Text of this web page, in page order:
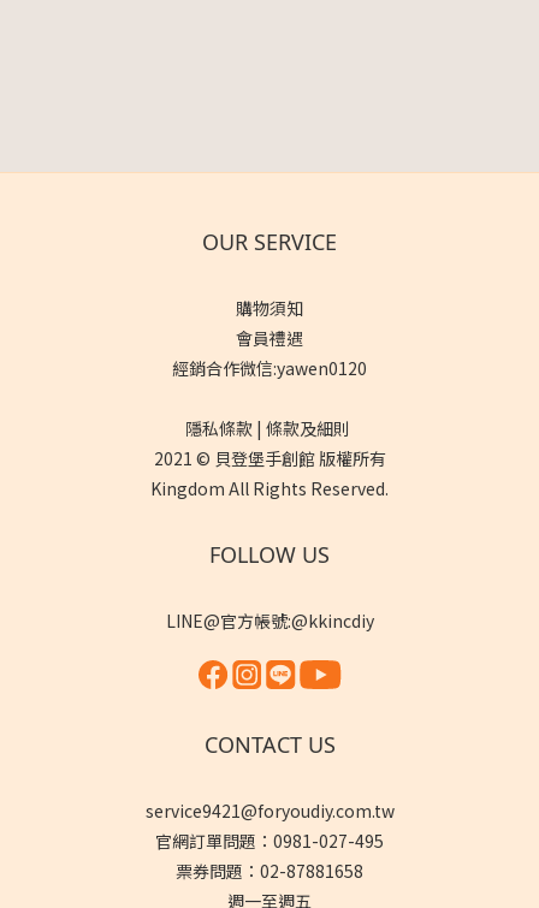
OUR SERVICE
購物須知
會員禮遇
經銷合作微信:yawen0120
隱私條款 | 條款及細則
2021 © 貝登堡手創館 版權所有
Kingdom All Rights Reserved.
FOLLOW US
LINE@官方帳號:@kkincdiy
CONTACT US
service9421@foryoudiy.com.tw
官網訂單問題：0981-027-495
票券問題：02-87881658
週一至週五